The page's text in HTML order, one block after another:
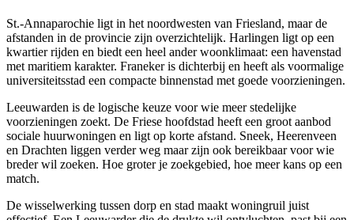
St.-Annaparochie ligt in het noordwesten van Friesland, maar de
afstanden in de provincie zijn overzichtelijk. Harlingen ligt op een
kwartier rijden en biedt een heel ander woonklimaat: een havenstad
met maritiem karakter. Franeker is dichterbij en heeft als voormalige
universiteitsstad een compacte binnenstad met goede voorzieningen.
Leeuwarden is de logische keuze voor wie meer stedelijke
voorzieningen zoekt. De Friese hoofdstad heeft een groot aanbod
sociale huurwoningen en ligt op korte afstand. Sneek, Heerenveen
en Drachten liggen verder weg maar zijn ook bereikbaar voor wie
breder wil zoeken. Hoe groter je zoekgebied, hoe meer kans op een
match.
De wisselwerking tussen dorp en stad maakt woningruil juist